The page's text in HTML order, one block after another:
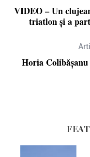
VIDEO – Un
triatlon și a
Horia Colibăşanu